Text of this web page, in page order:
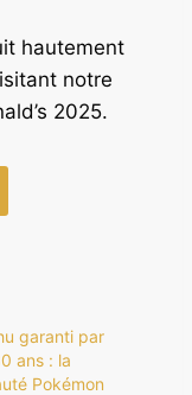
hautement
notre
2025.
garanti par
ans : la
Pokémon